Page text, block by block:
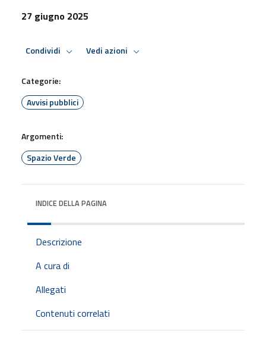
27 giugno 2025
Condividi Vedi azioni
Categorie:
Avvisi pubblici
Argomenti:
Spazio Verde
INDICE DELLA PAGINA
Descrizione
A cura di
Allegati
Contenuti correlati